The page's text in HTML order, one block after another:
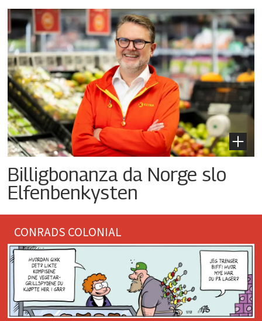
Billigbonanza da Norge slo
Elfenbenkysten
CONRADS COLONIAL